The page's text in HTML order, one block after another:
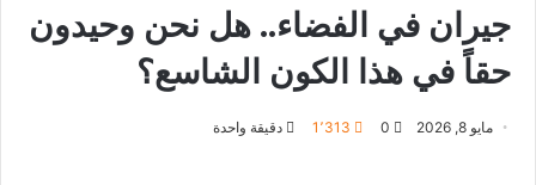
جيران في الفضاء.. هل نحن وحيدون
حقاً في هذا الكون الشاسع؟
مايو 8, 2026 0 1٬313 دقيقة واحدة